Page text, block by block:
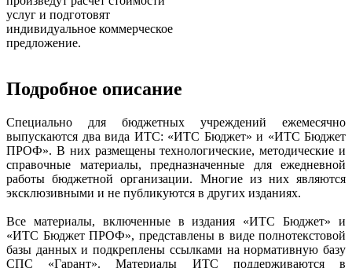
услуг и подготовят
индивидуальное коммерческое
предложение.
Подробное описание
Специально для бюджетных учреждений ежемесячно
выпускаются два вида ИТС: «ИТС Бюджет» и «ИТС Бюджет
ПРОФ». В них размещены технологические, методические и
справочные материалы, предназначенные для ежедневной
работы бюджетной организации. Многие из них являются
эксклюзивными и не публикуются в других изданиях.
Все материалы, включенные в издания «ИТС Бюджет» и
«ИТС Бюджет ПРОФ», представлены в виде полнотекстовой
базы данных и подкреплены ссылками на нормативную базу
СПС «Гарант». Материалы ИТС поддерживаются в